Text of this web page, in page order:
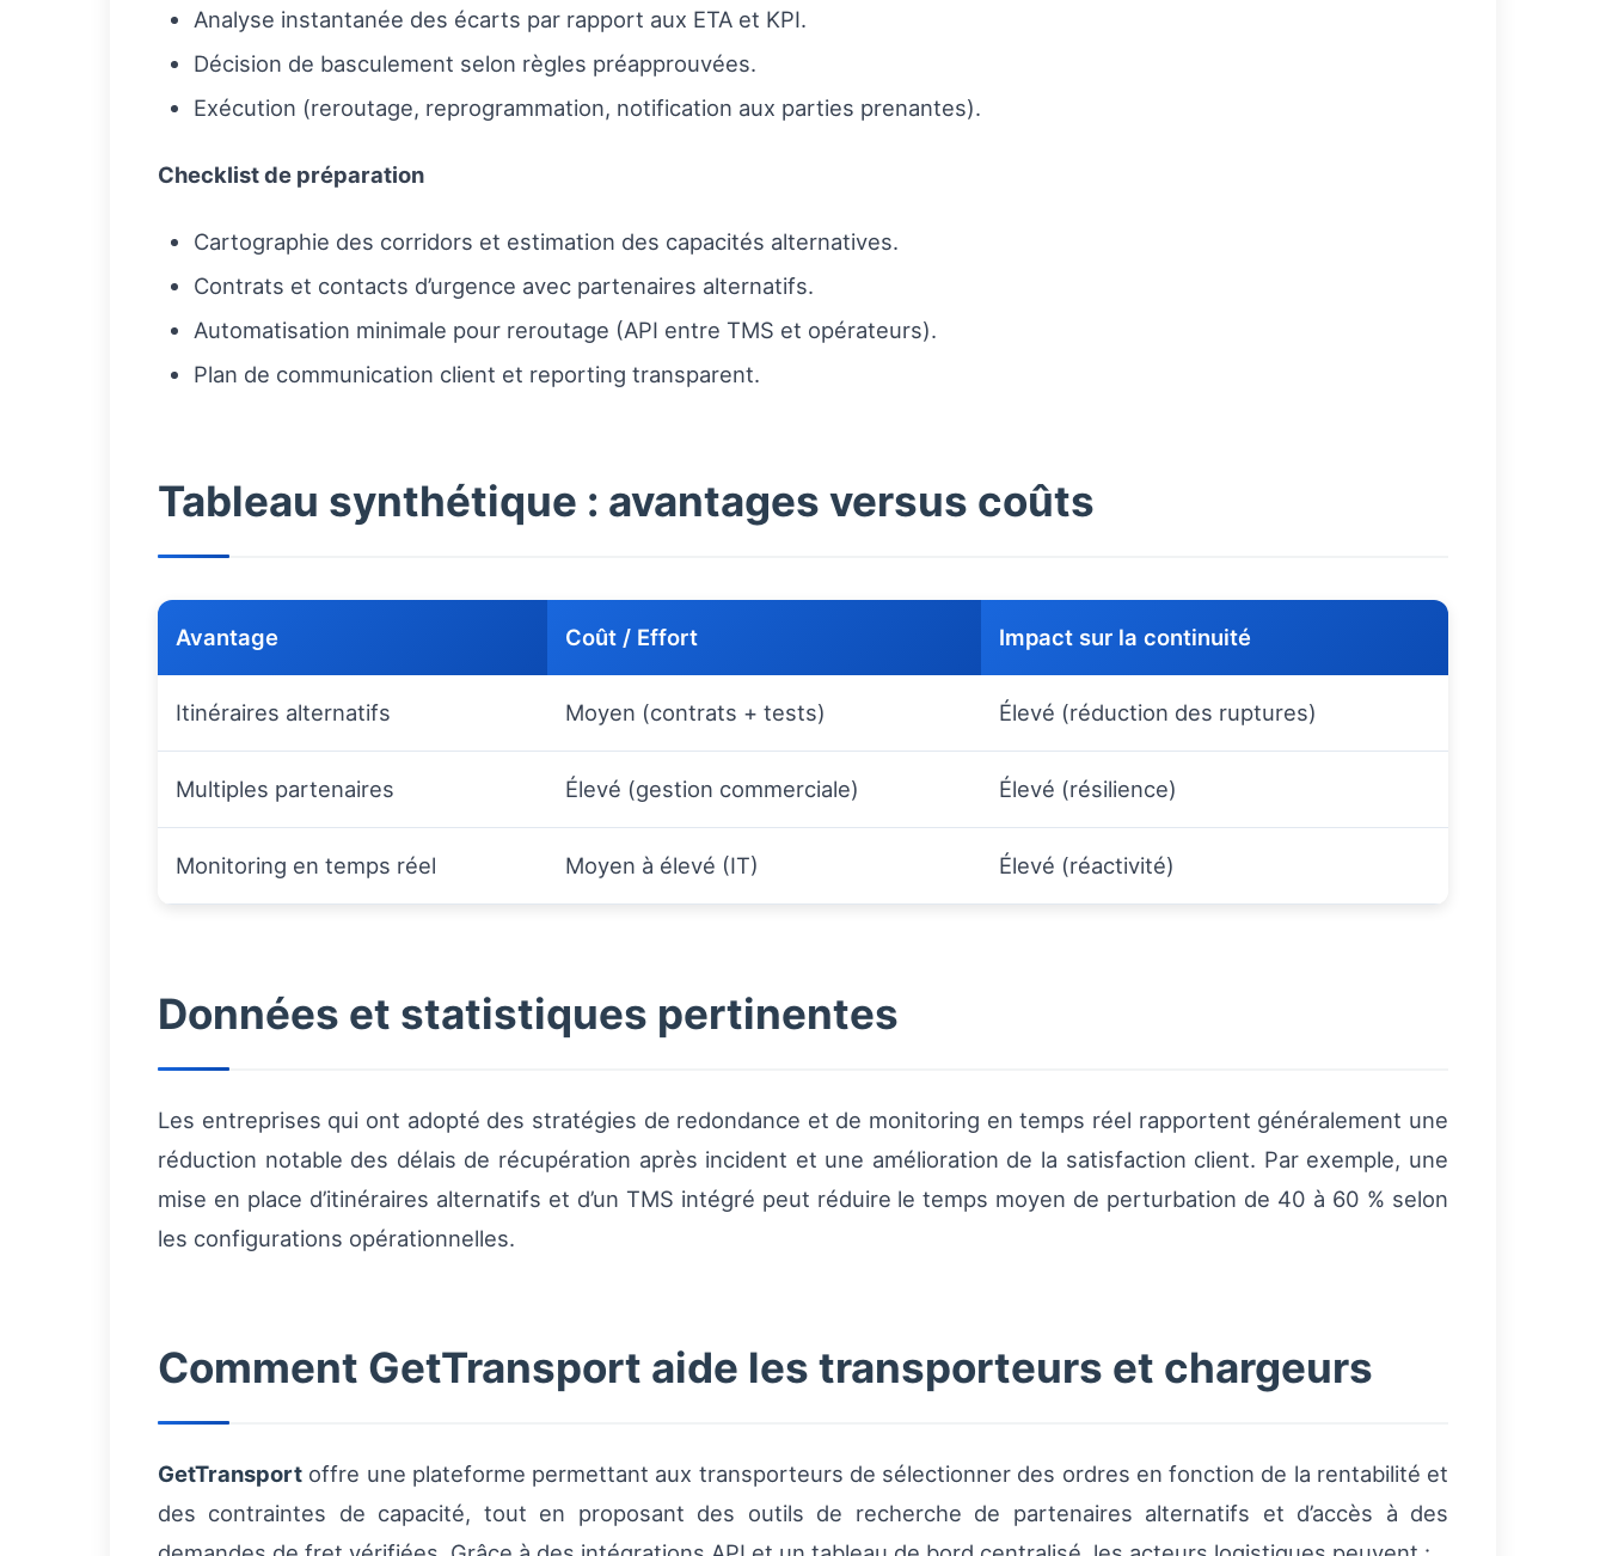
Analyse instantanée des écarts par rapport aux ETA et KPI.
Décision de basculement selon règles préapprouvées.
Exécution (reroutage, reprogrammation, notification aux parties prenantes).
Checklist de préparation
Cartographie des corridors et estimation des capacités alternatives.
Contrats et contacts d’urgence avec partenaires alternatifs.
Automatisation minimale pour reroutage (API entre TMS et opérateurs).
Plan de communication client et reporting transparent.
Tableau synthétique : avantages versus coûts
Avantage Coût / Effort Impact sur la continuité
Itinéraires alternatifs Moyen (contrats + tests) Élevé (réduction des ruptures)
Multiples partenaires Élevé (gestion commerciale) Élevé (résilience)
Monitoring en temps réel Moyen à élevé (IT) Élevé (réactivité)
Données et statistiques pertinentes
Les entreprises qui ont adopté des stratégies de redondance et de monitoring en temps réel rapportent généralement une
réduction notable des délais de récupération après incident et une amélioration de la satisfaction client. Par exemple, une
mise en place d’itinéraires alternatifs et d’un TMS intégré peut réduire le temps moyen de perturbation de 40 à 60 % selon
les configurations opérationnelles.
Comment GetTransport aide les transporteurs et chargeurs
GetTransport offre une plateforme permettant aux transporteurs de sélectionner des ordres en fonction de la rentabilité et
des contraintes de capacité, tout en proposant des outils de recherche de partenaires alternatifs et d’accès à des